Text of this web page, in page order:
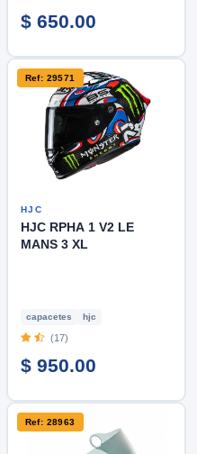
$ 650.00
Ref: 29571
HJC
HJC RPHA 1 V2 LE
MANS 3 XL
capacetes hjc
(17)
$ 950.00
Ref: 28963